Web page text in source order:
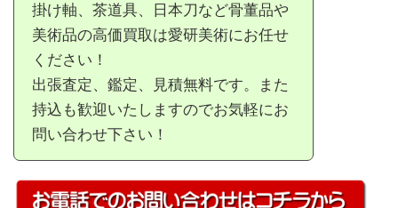
掛け軸、茶道具、日本刀など骨董品や
美術品の高価買取は愛研美術にお任せ
ください！
出張査定、鑑定、見積無料です。また
持込も歓迎いたしますのでお気軽にお
問い合わせ下さい！